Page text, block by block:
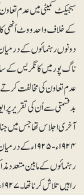
سبجیکٹ کمیٹی میں عدم
کے خلاف واحد ووٹ اُنھی کا
ناگ پور میں کانگریس کے
عدم تعاون کی مخالفت
بدقسمتی سے اُن کی تقریر پر
آخری اجلاس تھا جس
۱۹۲۴ء -
رہنمائوں کے مابین متعدد